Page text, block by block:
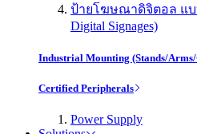
ป้ายโฆษณาดิจิตอล แบ
Digital Signages)
Industrial Mounting (Stands/
Certified Peripherals
Power Supply